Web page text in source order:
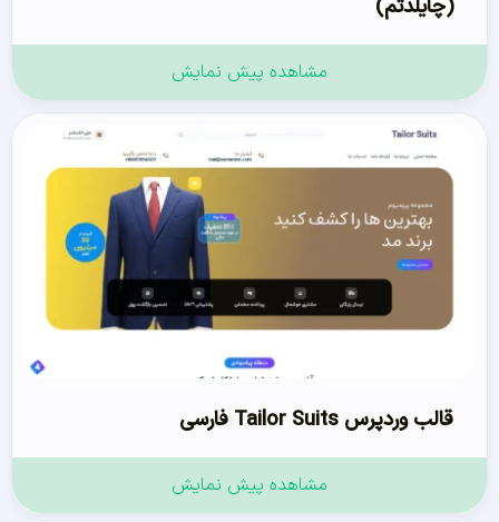
(چایلدتم)
مشاهده پیش نمایش
قالب وردپرس Tailor Suits فارسی
مشاهده پیش نمایش